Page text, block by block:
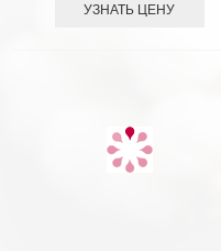
УЗНАТЬ ЦЕНУ